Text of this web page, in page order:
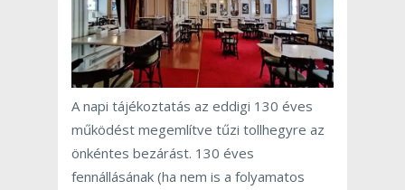
A napi tájékoztatás az eddigi 130 éves
működést megemlítve tűzi tollhegyre az
önkéntes bezárást. 130 éves
fennállásának (ha nem is a folyamatos